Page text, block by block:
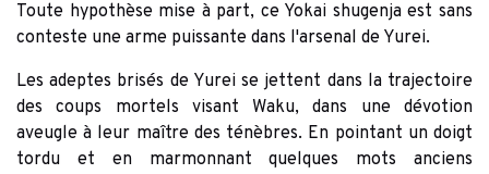
Toute hypothèse mise à part, ce Yokai shugenja est sans
conteste une arme puissante dans l'arsenal de Yurei.
Les adeptes brisés de Yurei se jettent dans la trajectoire
des coups mortels visant Waku, dans une dévotion
aveugle à leur maître des ténèbres. En pointant un doigt
tordu et en marmonnant quelques mots anciens